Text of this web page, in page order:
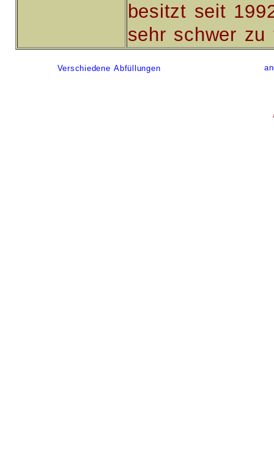
besitzt seit
sehr schwer zu
Verschiedene Abfüllungen